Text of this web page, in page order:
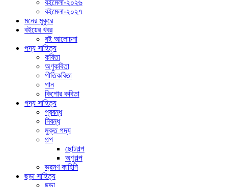
বইমেলা-২০২৬
বইমেলা-২০২৭
মনের মুকুরে
বইয়ের খবর
বই আলোচনা
পদ্য সাহিত্য
কবিতা
অণুকবিতা
গীতিকবিতা
গান
কিশোর কবিতা
গদ্য সাহিত্য
প্রবন্ধ
নিবন্ধ
মুক্ত গদ্য
গল্প
ছোটগল্প
অণুগল্প
ভ্রমণ কাহিনি
ছড়া সাহিত্য
ছড়া